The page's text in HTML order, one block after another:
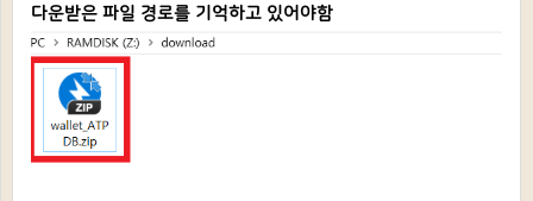
다운받은 파일 경로를 기억하고 있어야함